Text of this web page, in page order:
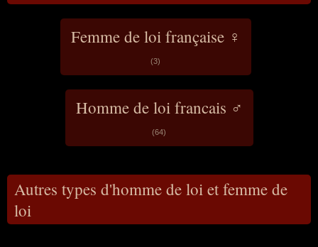
Femme de loi française ♀
(3)
Homme de loi francais ♂
(64)
Autres types d'homme de loi et femme de
loi